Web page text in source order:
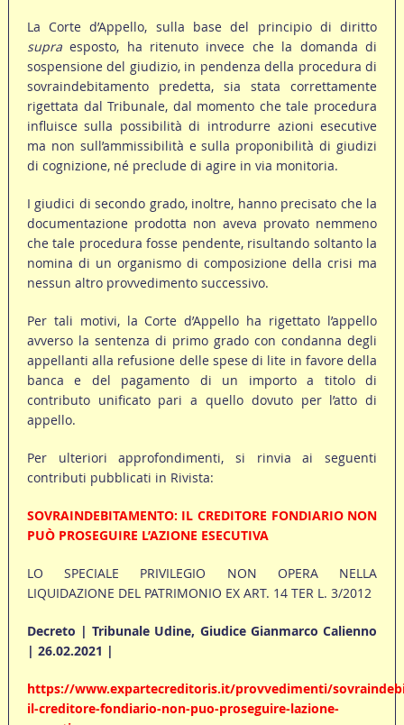
La Corte d’Appello, sulla base del principio di diritto
supraesposto, ha ritenuto invece che la domanda di
sospensione del giudizio, in pendenza della procedura di
sovraindebitamento predetta, sia stata correttamente
rigettata dal Tribunale, dal momento che tale procedura
influisce sulla possibilità di introdurre azioni esecutive
ma non sull’ammissibilità e sulla proponibilità di giudizi
di cognizione, né preclude di agire in via monitoria.
I giudici di secondo grado, inoltre, hanno precisato che la
documentazione prodotta non aveva provato nemmeno
che tale procedura fosse pendente, risultando soltanto la
nomina di un organismo di composizione della crisi ma
nessun altro provvedimento successivo.
Per tali motivi, la Corte d’Appello ha rigettato l’appello
avverso la sentenza di primo grado con condanna degli
appellanti alla refusione delle spese di lite in favore della
banca e del pagamento di un importo a titolo di
contributo unificato pari a quello dovuto per l’atto di
appello.
Per ulteriori approfondimenti, si rinvia ai seguenti
contributi pubblicati in Rivista:
SOVRAINDEBITAMENTO: IL CREDITORE FONDIARIO NON
PUÒ PROSEGUIRE L’AZIONE ESECUTIVA
LO SPECIALE PRIVILEGIO NON OPERA NELLA
LIQUIDAZIONE DEL PATRIMONIO EX ART. 14 TER L. 3/2012
Decreto | Tribunale Udine, Giudice Gianmarco Calienno
| 26.02.2021 |
https://www.expartecreditoris.it/provvedimenti/
il-creditore-fondiario-non-puo-proseguire-lazione-